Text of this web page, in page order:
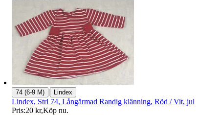
74 (6-9 M) | Lindex
Lindex, Strl 74, Långärmad Randig klänning, Röd / Vit, jul
Pris:20 kr,Köp nu.